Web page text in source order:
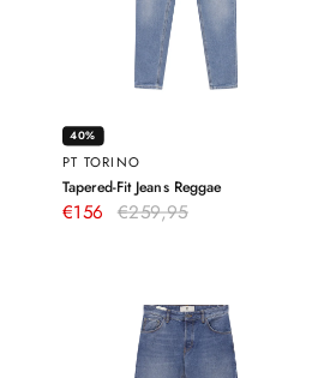
40%
PT TORINO
Tapered-Fit Jeans Reggae–
€156 €259,95